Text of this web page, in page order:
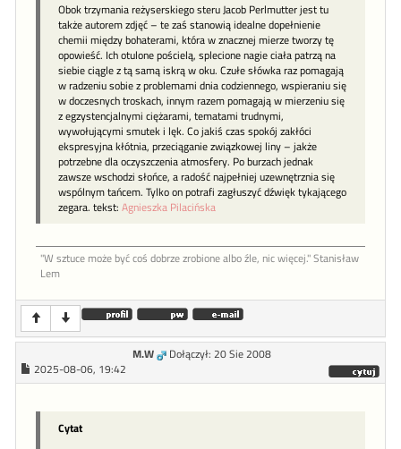
Obok trzymania reżyserskiego steru Jacob Perlmutter jest tu
także autorem zdjęć – te zaś stanowią idealne dopełnienie
chemii między bohaterami, która w znacznej mierze tworzy tę
opowieść. Ich otulone pościelą, splecione nagie ciała patrzą na
siebie ciągle z tą samą iskrą w oku. Czułe słówka raz pomagają
w radzeniu sobie z problemami dnia codziennego, wspieraniu się
w doczesnych troskach, innym razem pomagają w mierzeniu się
z egzystencjalnymi ciężarami, tematami trudnymi,
wywołującymi smutek i lęk. Co jakiś czas spokój zakłóci
ekspresyjna kłótnia, przeciąganie związkowej liny – jakże
potrzebne dla oczyszczenia atmosfery. Po burzach jednak
zawsze wschodzi słońce, a radość najpełniej uzewnętrznia się
wspólnym tańcem. Tylko on potrafi zagłuszyć dźwięk tykającego
zegara. tekst: Agnieszka Pilacińska
"W sztu­ce może być coś dob­rze zro­bione al­bo źle, nic więcej." Stanisław
Lem
M.W
Dołączył: 20 Sie 2008
2025-08-06, 19:42
Cytat